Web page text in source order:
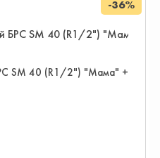
SM 40 (R1/2") "Мама" +
-36%